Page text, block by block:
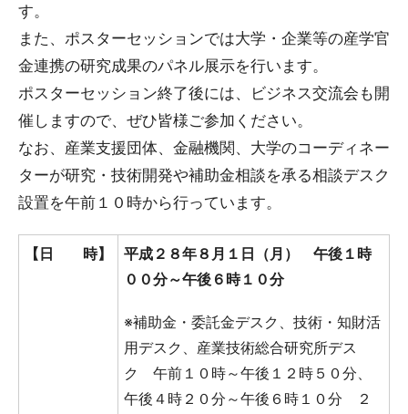
す。
また、ポスターセッションでは大学・企業等の産学官
金連携の研究成果のパネル展示を行います。
ポスターセッション終了後には、ビジネス交流会も開
催しますので、ぜひ皆様ご参加ください。
なお、産業支援団体、金融機関、大学のコーディネー
ターが研究・技術開発や補助金相談を承る相談デスク
設置を午前１０時から行っています。
【日 時】
平成２８年８月１日（月） 午後１時
００分～午後６時１０分
※補助金・委託金デスク、技術・知財活
用デスク、産業技術総合研究所デス
ク 午前１０時～午後１２時５０分、
午後４時２０分～午後６時１０分 ２